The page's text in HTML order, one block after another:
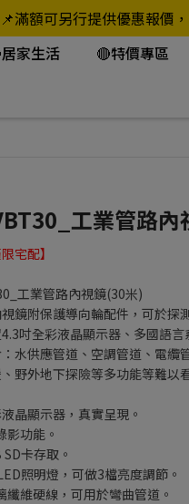
滿額可另行提供優惠報價
家生活 🔴特價專區
工業管路
宅配】
工業管路內視鏡(30米)
鏡附保護導向輪配件，可於探
吋全彩液晶顯示器、多國語
水供應管道、空調管道、電纜
野外地下探險等多功能等難以
晶顯示器，真實呈現。
影功能。
卡存取。
照明燈，可做3檔亮度調節。
纖維硬線，可用於彎曲管道。